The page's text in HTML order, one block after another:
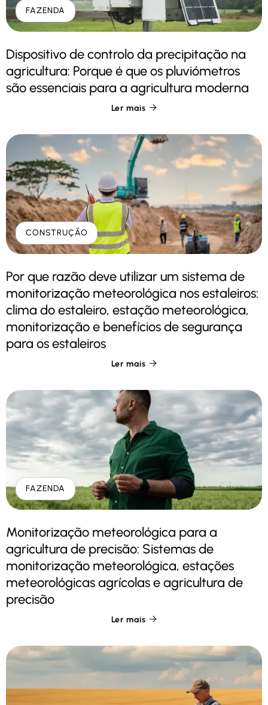
FAZENDA
Dispositivo de controlo da precipitação na
agricultura: Porque é que os pluviómetros
são essenciais para a agricultura moderna
Ler mais 
CONSTRUÇÃO
Por que razão deve utilizar um sistema de
monitorização meteorológica nos estaleiros:
clima do estaleiro, estação meteorológica,
monitorização e benefícios de segurança
para os estaleiros
Ler mais 
FAZENDA
Monitorização meteorológica para a
agricultura de precisão: Sistemas de
monitorização meteorológica, estações
meteorológicas agrícolas e agricultura de
precisão
Ler mais 